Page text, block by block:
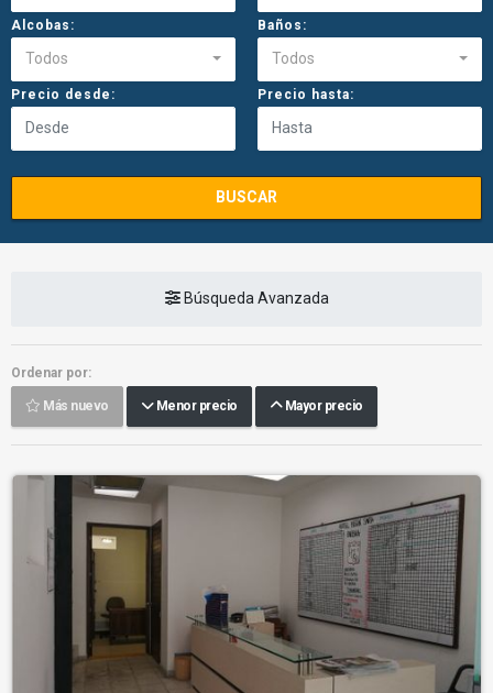
Alcobas:
Todos
Baños:
Todos
Precio desde: Precio hasta:
BUSCAR
Búsqueda Avanzada
Ordenar por:
Más nuevo Menor precio Mayor precio